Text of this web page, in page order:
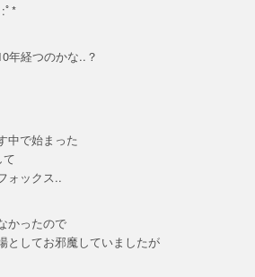
ﾟ*
年経つのかな..？
中で始まった
て
ォックス..
かったので
としてお邪魔していましたが